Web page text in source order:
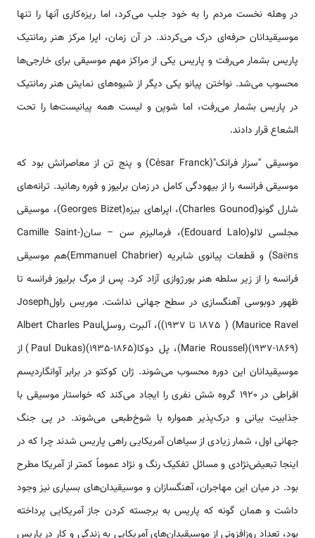
در وهله نخست مردم را به خود جلب می‌کرد، اما ریزه‌کاری آنها را تنها
موسیقیدانان حرفه‌ای درک می‌کردند. در آن زمان، اپرا مرکز هنر رمانتیک
پاریس بشمار می‌رفت و پاریس یکی از مراکز مهم موسیقی برای خارجی‌ها
محسوب می‌شد. نواختن پیانو یکی دیگر از شیوه‌های نمایش هنر رمانتیک
در پاریس بشمار می‌رفت، اما شوپن و لیست همه پیانیست‌ها را تحت
الشعاع قرار دادند.
موسیقی "سزار فرانک"(César Franck) و پنج تن از معاصرانش بود که
موسیقی فرانسه را از بیهودگی کامل در زمان برلیوز و فوره رهانید. ترانه‌های
شارل گونو(Charles Gounod)، اپراهای بیزه(Georges Bizet)، موسیقی
مجلسی لالو(Édouard Lalo)، فرمالیزم سن – سان(Camille Saint-
Saëns) و قطعات پیانوی شابریه (Emmanuel Chabrier)هم موسیقی
فرانسه را از زیر سلطه هنر بورژوازی آزاد كرد. پس از مرگ برلیوز فرانسه تا
ظهور دوبوسی آهنگسازی در سطح جهانی نداشت. موریس راولJoseph
Maurice Ravel) ( 1875 تا 1937))، آلبرت روسلAlbert Charles Paul
Marie Roussel)(1937-1869))، پل دوکاPaul Dukas)(1935-1865)) از
موسیقیدانان این دوره محسوب می‌شوند. ژان کوکتو در برابر آوانگارديسم
افراطی در 1920 گروه شش نفری را ایجاد می‌کند که خواستار موسيقی با
جذابيت بيانی و درک‌پذير همواره با شوخ‌طبعی می‌شوند. در پی جنگ
جهانی اول، شمار زيادی از سياهان آمريكايی راهی پاريس شدند چرا كه در
اينجا تبعيض‌نژادی و مسائل تفكيک رنگ و نژاد عموماً كمتر از آمريكا مطرح
بود. در ميان اين مهاجران، آهنگسازان و موسيقيدان‌های بسياری نيز وجود
داشت و همان گونه كه پاريس به برجسته كردن جاز آمريكايی پرداخته
بود، تعداد روزافزونی از موسيقيدان‌های آمريكايی به زندگی و كار در پاريس